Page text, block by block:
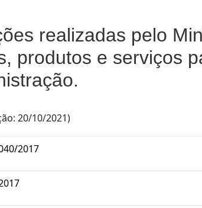
realizadas pelo
produtos e serviços
20/10/2021)
2017